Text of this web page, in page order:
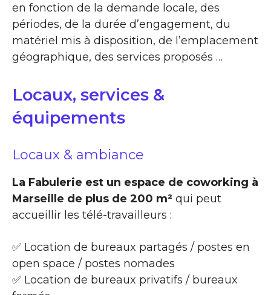
en fonction de la demande locale, des
périodes, de la durée d’engagement, du
matériel mis à disposition, de l’emplacement
géographique, des services proposés …
Locaux, services &
équipements
Locaux & ambiance
La Fabulerie est un espace de coworking à
Marseille de plus de 200 m² qui peut
accueillir les télé-travailleurs :
✅ Location de bureaux partagés / postes en
open space / postes nomades
✅ Location de bureaux privatifs / bureaux